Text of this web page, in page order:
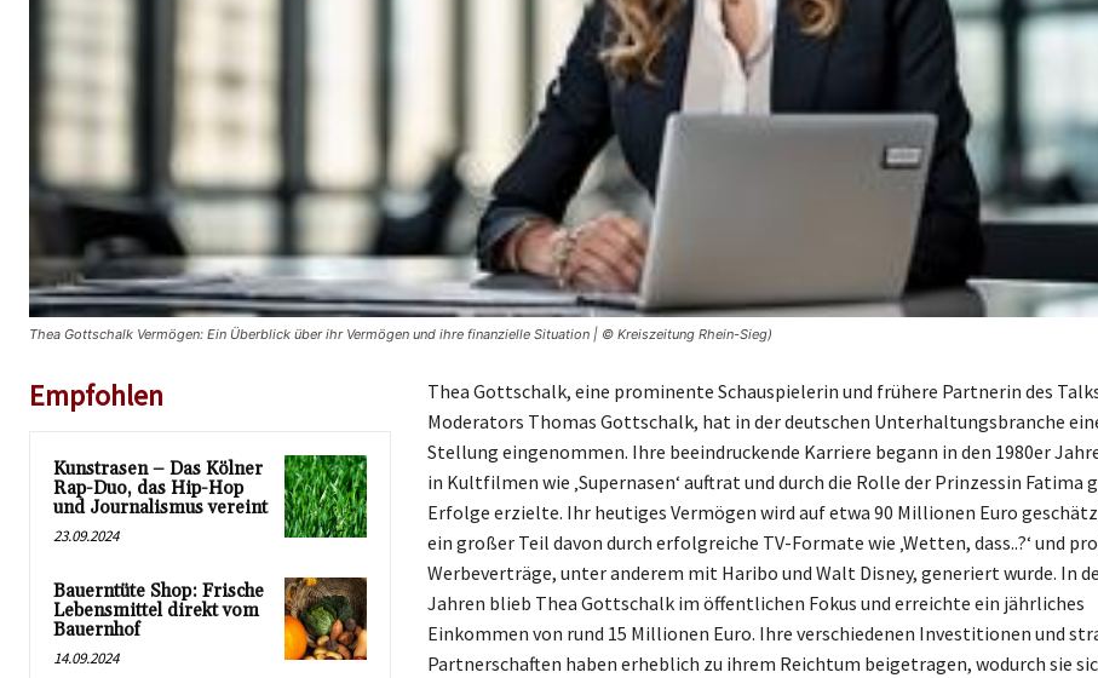
Thea Gottschalk Vermögen: Ein Überblick über ihr Vermögen und ihre finanzielle Situation | © Kreiszeitung Rhein-Sieg)
Empfohlen
Kunstrasen – Das Kölner
Rap-Duo, das Hip-Hop
und Journalismus vereint
23.09.2024
Bauerntüte Shop: Frische
Lebensmittel direkt vom
Bauernhof
14.09.2024
Thea Gottschalk, eine prominente Schauspielerin und frühere Partnerin des
Moderators Thomas Gottschalk, hat in der deutschen Unterhaltungsbranche
Stellung eingenommen. Ihre beeindruckende Karriere begann in den 1980er
in Kultfilmen wie ‚Supernasen‘ auftrat und durch die Rolle der Prinzessin Fatima
Erfolge erzielte. Ihr heutiges Vermögen wird auf etwa 90 Millionen Euro
ein großer Teil davon durch erfolgreiche TV-Formate wie ‚Wetten, dass..?‘ und
Werbeverträge, unter anderem mit Haribo und Walt Disney, generiert wurde. In
Jahren blieb Thea Gottschalk im öffentlichen Fokus und erreichte ein jährliches
Einkommen von rund 15 Millionen Euro. Ihre verschiedenen Investitionen und
Partnerschaften haben erheblich zu ihrem Reichtum beigetragen, wodurch sie